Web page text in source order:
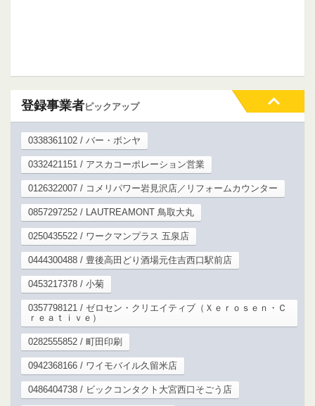
登録事業者ピックアップ
0338361102 / バー・ボンヤ
0332421151 / アスカコーポレーション営業
0126322007 / コメリパワー岩見沢店／リフォームカウンター
0857297252 / LAUTREAMONT 鳥取大丸
0250435522 / ワークマンプラス 五泉店
0444300488 / 豊後高田どり酒場元住吉西口駅前店
0453217378 / 小菊
0357798121 / ゼロセン・クリエイティブ（Ｘｅｒｏｓｅｎ・Ｃ
ｒｅａｔｉｖｅ）
0282555852 / 町田印刷
0942368166 / ワイモバイル久留米店
0486404738 / ビックコンタクト大宮西口そごう店